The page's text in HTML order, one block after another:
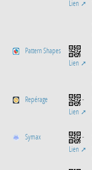
Lien
Pattern Shapes
Lien
Repérage
-
Lien
Symax
-
Lien